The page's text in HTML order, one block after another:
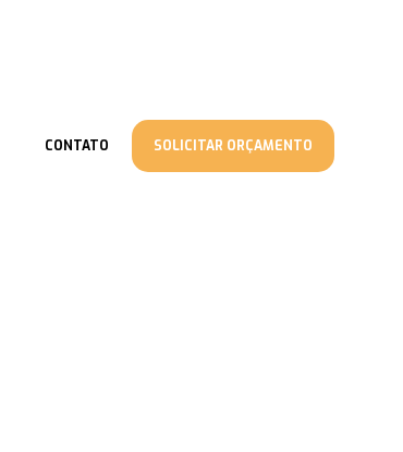
CONTATO SOLICITAR ORÇAMENTO